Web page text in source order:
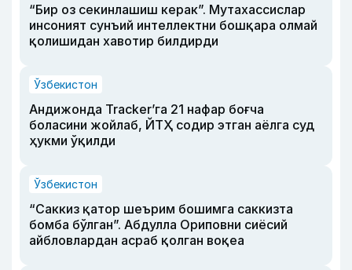
“Бир оз секинлашиш керак”. Мутахассислар
инсоният сунъий интеллектни бошқара олмай
қолишидан хавотир билдирди
Ўзбекистон
Андижонда Tracker’га 21 нафар боғча
боласини жойлаб, ЙТҲ содир этган аёлга суд
ҳукми ўқилди
Ўзбекистон
“Саккиз қатор шеърим бошимга саккизта
бомба бўлган”. Абдулла Ориповни сиёсий
айбловлардан асраб қолган воқеа